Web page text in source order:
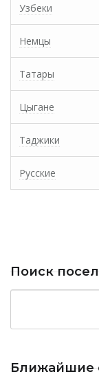
Узбеки
Немцы
Татары
Цыгане
Таджики
Русские
Поиск
Ближайшие